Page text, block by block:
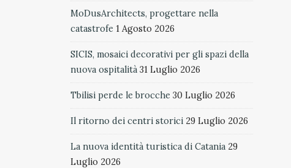
MoDusArchitects, progettare nella
catastrofe 1 Agosto 2026
SICIS, mosaici decorativi per gli spazi della
nuova ospitalità 31 Luglio 2026
Tbilisi perde le brocche 30 Luglio 2026
Il ritorno dei centri storici 29 Luglio 2026
La nuova identità turistica di Catania 29
Luglio 2026